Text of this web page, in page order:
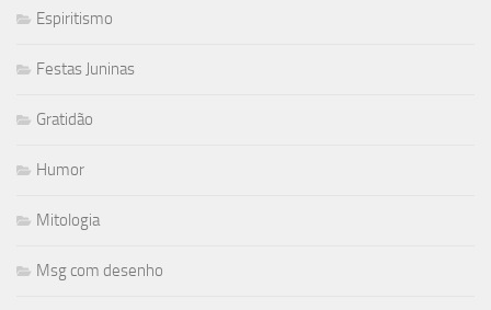
Espiritismo
Festas Juninas
Gratidão
Humor
Mitologia
Msg com desenho